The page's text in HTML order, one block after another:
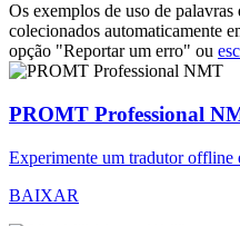
Os exemplos de uso de
colecionados automaticamente
opção "Reportar um erro" ou
PROMT Professional
Experimente um tradutor offline
BAIXAR